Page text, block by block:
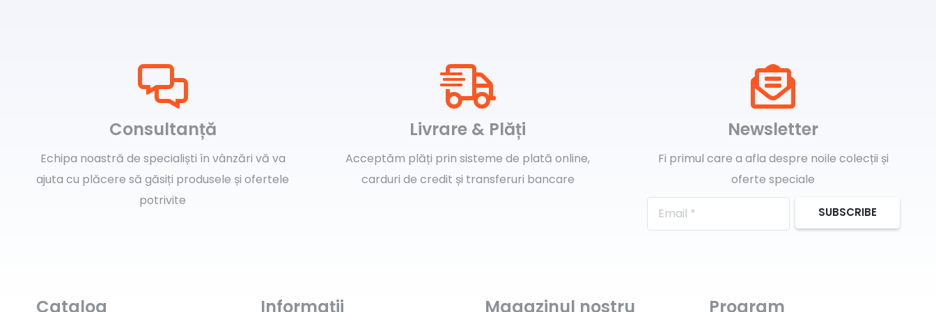
în
pagina
produsului.
Consultanță
Echipa noastră de specialiști în vânzări vă va
ajuta cu plăcere să găsiți produsele și ofertele
potrivite
Livrare & Plăți
Acceptăm plăți prin sisteme de plată online,
carduri de credit și transferuri bancare
Newsletter
Fi primul care a afla despre noile colecții și
oferte speciale
SUBSCRIBE
Catalog Informații Magazinul nostru Program